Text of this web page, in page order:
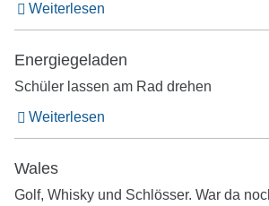
Weiterlesen
Energiegeladen
Schüler lassen am Rad drehen
Weiterlesen
Wales
Golf, Whisky und Schlösser. War da